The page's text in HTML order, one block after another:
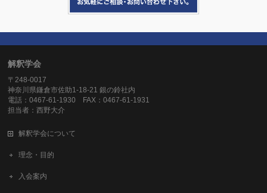
解釈学会
〒248-0017
神奈川県鎌倉市佐助1-18-21 銀の鈴社内
電話：0467-61-1930 FAX：0467-61-1931
担当者：西野大介
解釈学会について
理念・目的
入会案内